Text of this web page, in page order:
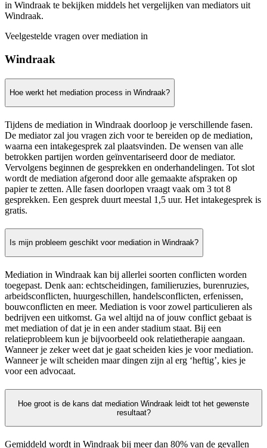
in Windraak te bekijken middels het vergelijken van mediators uit
Windraak.
Veelgestelde vragen over mediation in
Windraak
Hoe werkt het mediation process in Windraak?
Tijdens de mediation in Windraak doorloop je verschillende fasen.
De mediator zal jou vragen zich voor te bereiden op de mediation,
waarna een intakegesprek zal plaatsvinden. De wensen van alle
betrokken partijen worden geïnventariseerd door de mediator.
Vervolgens beginnen de gesprekken en onderhandelingen. Tot slot
wordt de mediation afgerond door alle gemaakte afspraken op
papier te zetten. Alle fasen doorlopen vraagt vaak om 3 tot 8
gesprekken. Een gesprek duurt meestal 1,5 uur. Het intakegesprek is
gratis.
Is mijn probleem geschikt voor mediation in Windraak?
Mediation in Windraak kan bij allerlei soorten conflicten worden
toegepast. Denk aan: echtscheidingen, familieruzies, burenruzies,
arbeidsconflicten, huurgeschillen, handelsconflicten, erfenissen,
bouwconflicten en meer. Mediation is voor zowel particulieren als
bedrijven een uitkomst. Ga wel altijd na of jouw conflict gebaat is
met mediation of dat je in een ander stadium staat. Bij een
relatieprobleem kun je bijvoorbeeld ook relatietherapie aangaan.
Wanneer je zeker weet dat je gaat scheiden kies je voor mediation.
Wanneer je wilt scheiden maar dingen zijn al erg ‘heftig’, kies je
voor een advocaat.
Hoe groot is de kans dat mediation Windraak leidt tot het gewenste
resultaat?
Gemiddeld wordt in Windraak bij meer dan 80% van de gevallen